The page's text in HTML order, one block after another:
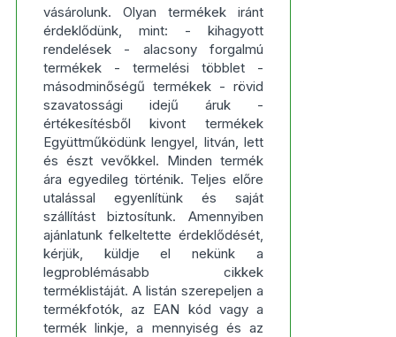
vásárolunk. Olyan termékek iránt
érdeklődünk, mint: - kihagyott
rendelések - alacsony forgalmú
termékek - termelési többlet -
másodminőségű termékek - rövid
szavatossági idejű áruk -
értékesítésből kivont termékek
Együttműködünk lengyel, litván, lett
és észt vevőkkel. Minden termék
ára egyedileg történik. Teljes előre
utalással egyenlítünk és saját
szállítást biztosítunk. Amennyiben
ajánlatunk felkeltette érdeklődését,
kérjük, küldje el nekünk a
legproblémásabb cikkek
terméklistáját. A listán szerepeljen a
termékfotók, az EAN kód vagy a
termék linkje, a mennyiség és az